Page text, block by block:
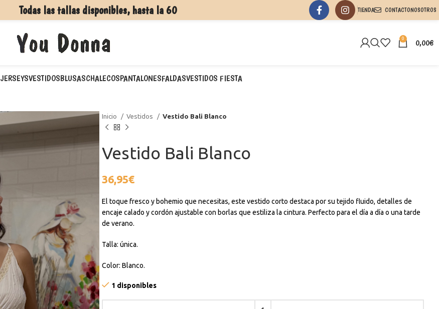
Todas las tallas disponibles, hasta la 60 TIENDA CONTACTONOSOTROS
0 0,00€
JERSEYSVESTIDOSBLUSASCHALECOSPANTALONESFALDASVESTIDOS FIESTA
Inicio Vestidos Vestido Bali Blanco
Vestido Bali Blanco
36,95€
El toque fresco y bohemio que necesitas, este vestido corto destaca por su tejido fluido, detalles de
encaje calado y cordón ajustable con borlas que estiliza la cintura. Perfecto para el día a día o una tarde
de verano.
Talla: única.
Color: Blanco.
1 disponibles